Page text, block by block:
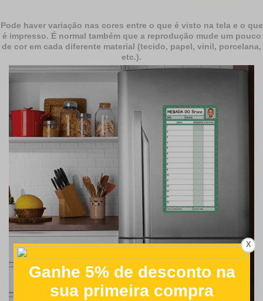
Pode haver variação nas cores entre o que é visto na tela e o que
é impresso. É normal também que a reprodução mude um pouco
de cor em cada diferente material (tecido, papel, vinil, porcelana,
etc.).
X